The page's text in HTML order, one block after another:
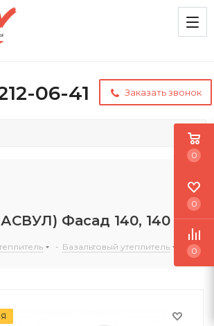
06-41 Заказать звонок
Фасад 140, 140 мм
- Базальтовый утеплитель
0
0
0